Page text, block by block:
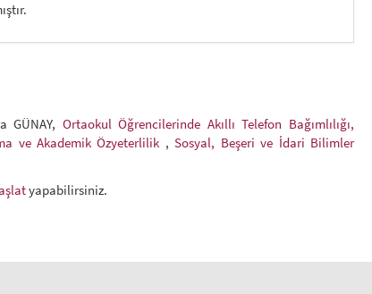
GÜNAY, Ortaokul Öğrencilerinde Akıllı Telefon Bağımlılığı,
ve Akademik Özyeterlilik ,Sosyal, Beşeri ve İdari Bilimler
yapabilirsiniz.